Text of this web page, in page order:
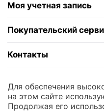
Моя учетная запись
Покупательский
Контакты
© 2004 - 2026
премиум темы —© AB:
Для обеспечения
на этом сайте
Продолжая его